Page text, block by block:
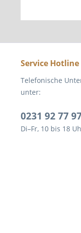
Service Hotline
Telefonische
unter:
0231 92 77
Di–Fr, 10 bis 18